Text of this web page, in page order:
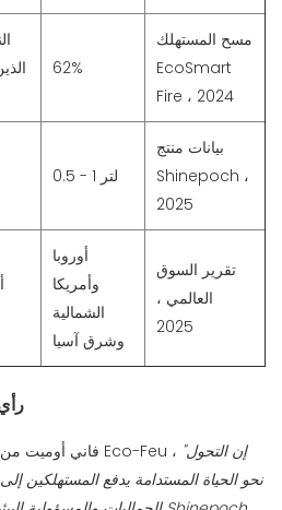
62%
مسح المستهلك
EcoSmart
Fire ، 2024
0.5 - 1 لتر
بيانات منتج
Shinepoch ،
2025
أوروبا
وأمريكا
الشمالية
وشرق آسيا
تقرير السوق
العالمي ،
2025
شارع الخبير في الصناعةéفاني أوميت من أبرز Eco-Feu ، "إن التحول
نحو الحياة المستدامة يدفع المستهلكين إلى